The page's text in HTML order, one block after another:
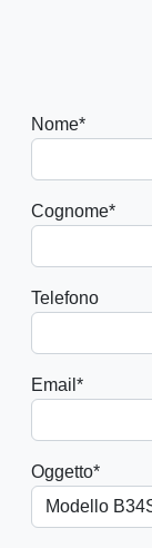
Nome*
Cognome*
Telefono
Email *
Oggetto*